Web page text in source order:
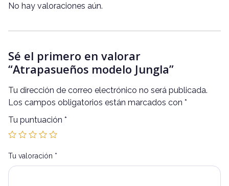
No hay valoraciones aún.
Sé el primero en valorar
“Atrapasueños modelo Jungla”
Tu dirección de correo electrónico no será publicada.
Los campos obligatorios están marcados con *
Tu puntuación *
Tu valoración *